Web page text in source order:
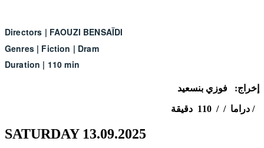
Directors | FAOUZI BENSAÏDI
Genres| Fiction | Dram
Duration | 110 min
إخراج: فوزي بنسعيد
دراما / / 110 دقيقة /
SATURDAY 13.09.2025